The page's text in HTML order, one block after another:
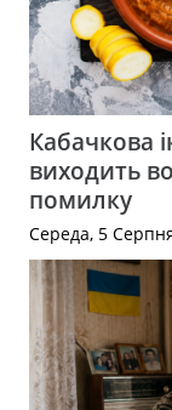
Кабачкова
виходить
помилку
Середа, 5